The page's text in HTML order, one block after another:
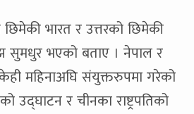
भारत र उत्तरको छिमेकी
भएको बताए । नेपाल र
केही महिनाअघि संयुक्तरुपमा गरेको
उद्घाटन र चीनका राष्ट्रपतिको